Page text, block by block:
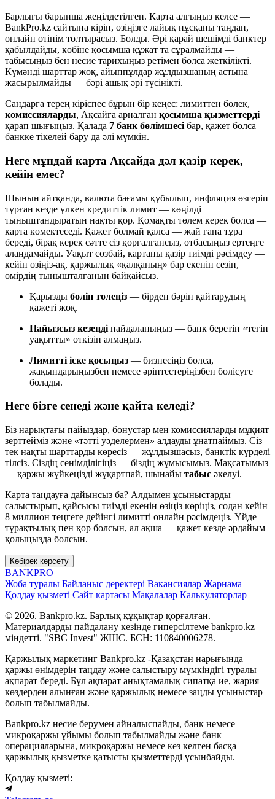
Барлығы барынша жеңілдетілген. Карта алғыңыз келсе —
BankPro.kz сайтына кіріп, өзіңізге лайық нұсқаны таңдап,
онлайн өтінім толтырасыз. Болды. Әрі қарай шешімді банктер
қабылдайды, көбіне қосымша құжат та сұралмайды —
табысыңыз бен несие тарихыңыз ретімен болса жеткілікті.
Күмәнді шарттар жоқ, айыппұлдар жұлдызшаның астына
жасырылмайды — бәрі ашық әрі түсінікті.
Сандарға терең кіріспес бұрын бір кеңес: лимиттен бөлек,
комиссияларды, Ақсайға арналған қосымша қызметтерді
қарап шығыңыз. Қалада 7 банк бөлімшесі бар, қажет болса
банкке тікелей бару да әлі мүмкін.
Неге мұндай карта Ақсайда дәл қазір керек,
кейін емес?
Шынын айтқанда, валюта бағамы құбылып, инфляция өзгеріп
тұрған кезде үлкен кредиттік лимит — көңілді
тыныштандыратын нақты қор. Қомақты төлем керек болса —
карта көмектеседі. Қажет болмай қалса — жай ғана тұра
береді, бірақ керек сәтте сіз қорғалғансыз, отбасыңыз ертеңге
алаңдамайды. Уақыт созбай, картаны қазір тиімді рәсімдеу —
кейін өзіңіз-ақ, қаржылық «қалқаның» бар екенін сезіп,
өмірдің тынышталғанын байқайсыз.
Қарызды бөліп төлеңіз — бірден бәрін қайтарудың
қажеті жоқ.
Пайызсыз кезеңді пайдаланыңыз — банк беретін «тегін
уақытты» өткізіп алмаңыз.
Лимитті іске қосыңыз — бизнесіңіз болса,
жақындарыңызбен немесе әріптестеріңізбен бөлісуге
болады.
Неге бізге сенеді және қайта келеді?
Біз нарықтағы пайыздар, бонустар мен комиссияларды мұқият
зерттейміз және «тәтті уәделермен» алдауды ұнатпаймыз. Сіз
тек нақты шарттарды көресіз — жұлдызшасыз, банктік күрделі
тілсіз. Сіздің сенімділігіңіз — біздің жұмысымыз. Мақсатымыз
— қаржы жүйкеңізді жұқартпай, шынайы табыс әкелуі.
Карта таңдауға дайынсыз ба? Алдымен ұсыныстарды
салыстырып, қайсысы тиімді екенін өзіңіз көріңіз, содан кейін
8 миллион теңгеге дейінгі лимитті онлайн рәсімдеңіз. Үйде
тұрақтылық пен қор болсын, ал ақша — қажет кезде әрдайым
қолыңызда болсын.
Көбірек көрсету
BANKPRO
Жоба туралы Байланыс деректері Вакансиялар Жарнама
Қолдау қызметі Сайт картасы Мақалалар Калькуляторлар
© 2026. Bankpro.kz. Барлық құқықтар қорғалған.
Материалдарды пайдалану кезінде гиперсілтеме bankpro.kz
міндетті. "SBC Invest" ЖШС. БСН: 110840006278.
Қаржылық маркетинг Bankpro.kz -Қазақстан нарығында
қаржы өнімдерін таңдау және салыстыру мүмкіндігі туралы
ақпарат береді. Бұл ақпарат анықтамалық сипатқа ие, жария
көздерден алынған және қаржылық немесе заңды ұсыныстар
болып табылмайды.
Bankpro.kz несие берумен айналыспайды, банк немесе
микроқаржы ұйымы болып табылмайды және банк
операцияларына, микроқаржы немесе кез келген басқа
қаржылық қызметке қатысты қызметтерді ұсынбайды.
Қолдау қызметі: